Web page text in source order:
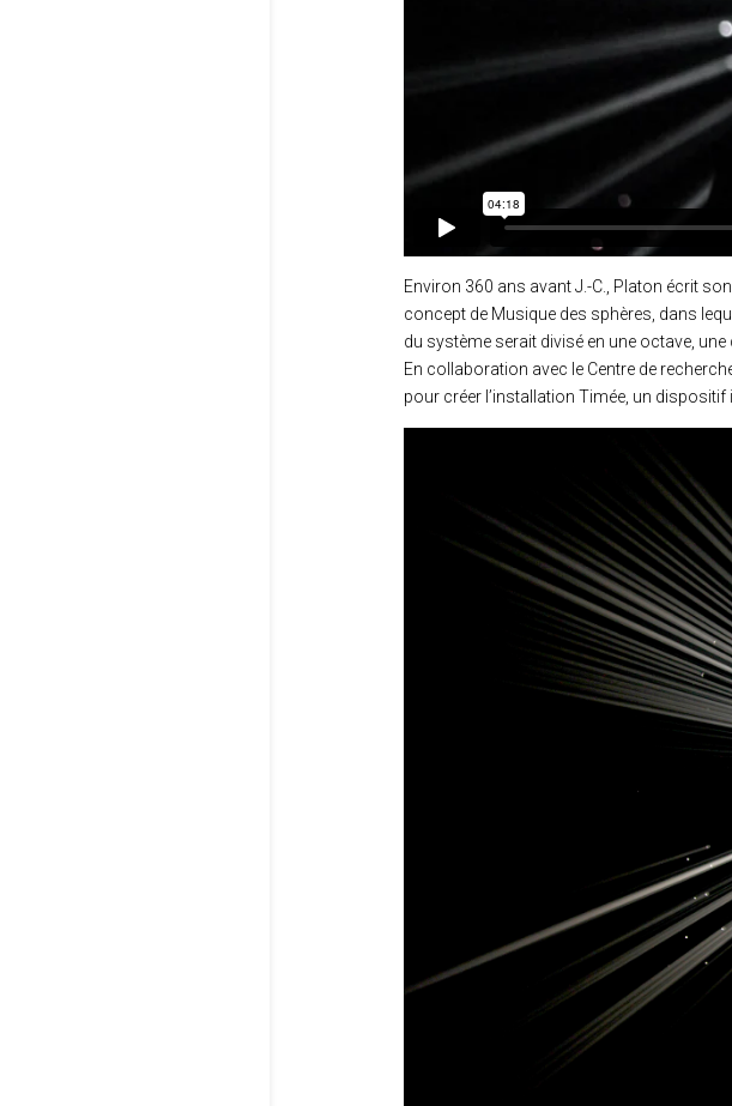
Environ 360 ans avant J.-C., Platon écrit
concept de Musique des sphères, dans
du système serait divisé en une octave,
En collaboration avec le Centre de
pour créer l’installation Timée, un